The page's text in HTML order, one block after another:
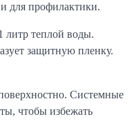
для профилактики.
литр теплой воды.
защитную пленку.
Системные
чтобы избежать